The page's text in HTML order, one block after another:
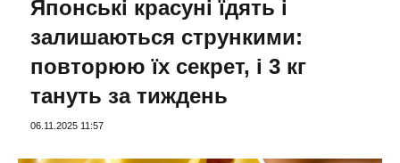
Японські красуні їдять і
залишаються стрункими:
повторюю їх секрет, і 3 кг
тануть за тиждень
06.11.2025 11:57